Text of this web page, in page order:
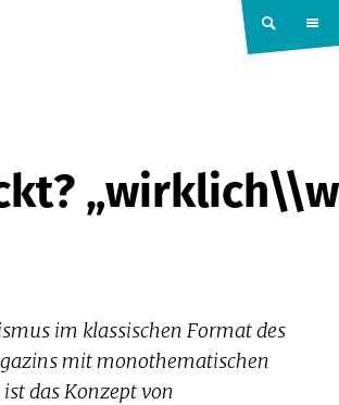
im klassischen Format des
mit monothematischen
das Konzept von